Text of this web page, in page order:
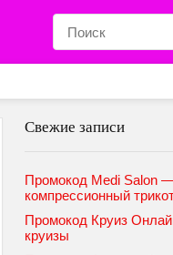
Свежие записи
Промокод Medi Salon
компрессионный
Промокод Круиз
круизы